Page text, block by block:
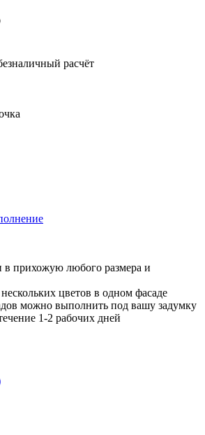
расчёт
в прихожую любого размера и
цветов в одном фасаде
можно выполнить под вашу задумку
1-2 рабочих дней